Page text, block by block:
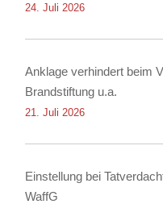
24. Juli 2026
Anklage verhindert beim
Brandstiftung u.a.
21. Juli 2026
Einstellung bei
WaffG